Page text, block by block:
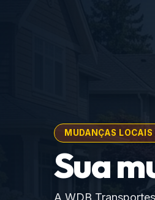
MUDANÇAS LOCAIS
Sua
A WDB